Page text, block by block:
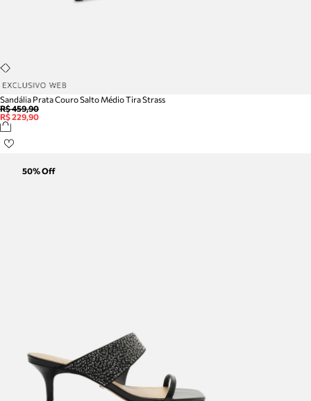
Sandália Prata Couro Salto Médio Tira Strass
R$ 459,90
R$ 229,90
50% Off